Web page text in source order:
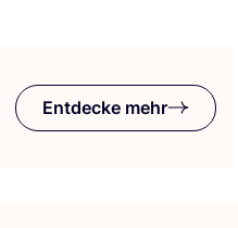
Entdecke mehr